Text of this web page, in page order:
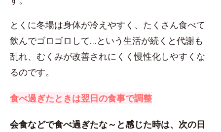
とくに冬場は身体が冷えやすく、たくさん食べて
飲んでゴロゴロして…という生活が続くと代謝も
乱れ、むくみが改善されにくく慢性化しやすくな
るのです。
食べ過ぎたときは翌日の食事で調整
会食などで食べ過ぎたな～と感じた時は、次の日